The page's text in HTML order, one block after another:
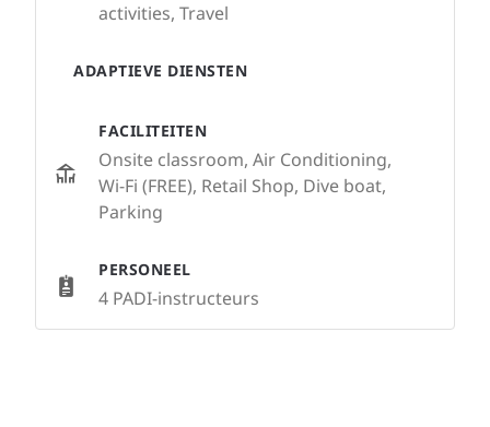
activities, Travel
ADAPTIEVE DIENSTEN
FACILITEITEN
Onsite classroom, Air Conditioning,
Wi-Fi (FREE), Retail Shop, Dive boat,
Parking
PERSONEEL
4 PADI-instructeurs